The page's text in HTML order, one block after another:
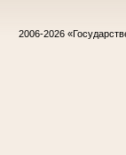
2006-2026